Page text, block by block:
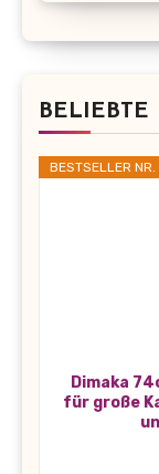
BELIEBTE
BESTSELLER NR.
Dimaka
für große